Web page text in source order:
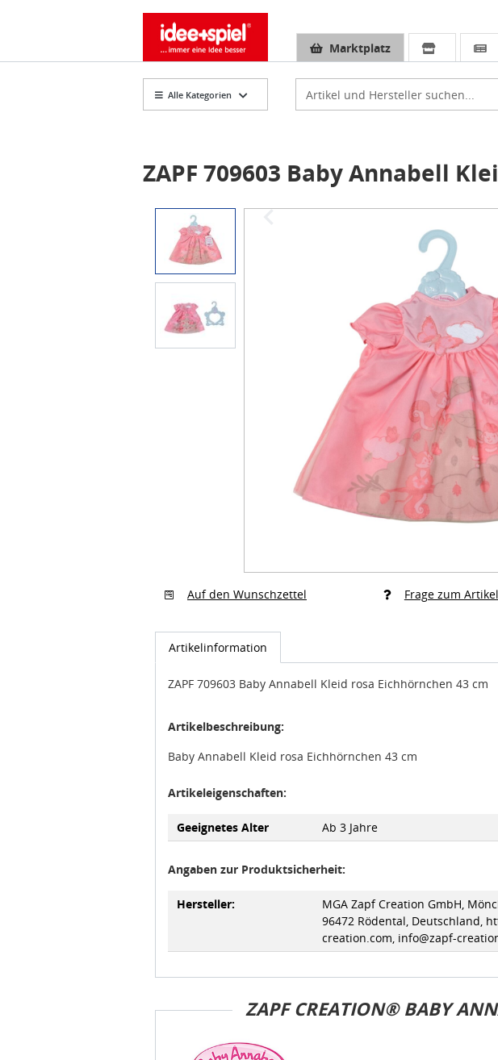
Marktplatz
Alle Kategorien
ZAPF 709603 Baby Annabell
Auf den Wunschzettel Frage zum Artikel
Artikelinformation
ZAPF 709603 Baby Annabell Kleid rosa Eichhörnchen 43 cm
Artikelbeschreibung:
Baby Annabell Kleid rosa Eichhörnchen 43 cm
Artikeleigenschaften:
Geeignetes Alter Ab 3 Jahre
Angaben zur Produktsicherheit:
Hersteller:
MGA Zapf Creation GmbH,
96472 Rödental, Deutschland,
creation.com, info@zapf-
ZAPF CREATION® BABY